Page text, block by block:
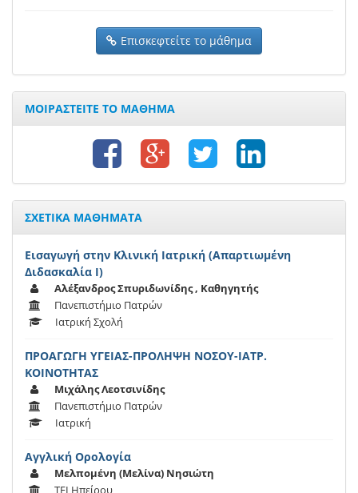
Επισκεφτείτε το μάθημα
ΜΟΙΡΑΣΤΕΙΤΕ ΤΟ ΜΑΘΗΜΑ
ΣΧΕΤΙΚΑ ΜΑΘΗΜΑΤΑ
Εισαγωγή στην Κλινική Ιατρική (Απαρτιωμένη
Διδασκαλία Ι)
Αλέξανδρος Σπυριδωνίδης , Καθηγητής
Πανεπιστήμιο Πατρών
Ιατρική Σχολή
ΠΡΟΑΓΩΓΗ ΥΓΕΙΑΣ-ΠΡΟΛΗΨΗ ΝΟΣΟΥ-ΙΑΤΡ.
ΚΟΙΝΟΤΗΤΑΣ
Μιχάλης Λεοτσινίδης
Πανεπιστήμιο Πατρών
Ιατρική
Αγγλική Ορολογία
Μελπομένη (Μελίνα) Νησιώτη
ΤΕΙ Ηπείρου